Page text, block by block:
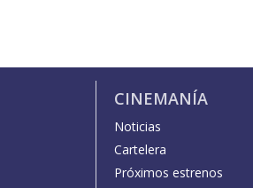
CINEMANÍA
Noticias
Cartelera
Próximos estrenos